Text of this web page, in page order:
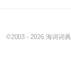
©2003 - 2026 海词词典